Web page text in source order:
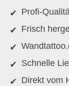
Profi-
Frisch
Schnelle
Direkt vom